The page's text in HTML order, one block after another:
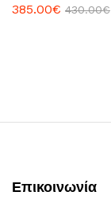
385.00€ 430.00€
Επικοινωνία